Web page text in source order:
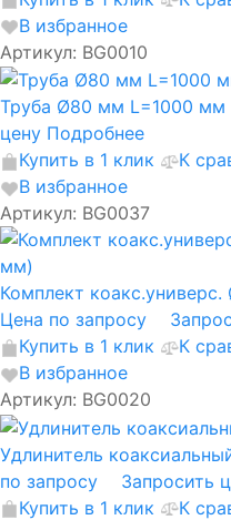
В избранное
Артикул: BG0010
Труба Ø80 мм L=1000 мм
цену Подробнее
Купить в 1 клик
К
В избранное
Артикул: BG0037
Комплект
Цена по запросу
Купить в 1 клик
К
В избранное
Артикул: BG0020
Удлинитель
по запросу
Запросить
Купить в 1 клик
К